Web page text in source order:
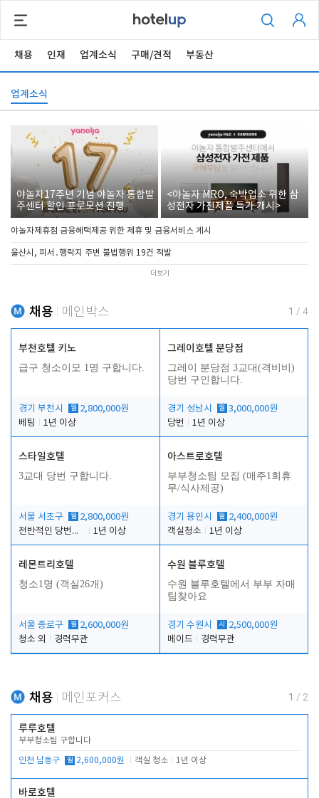
채용 인재 업계소식 구매/견적 부동산
업계소식
야놀자17주년 기념 야놀자 통합발
주센터 할인 프로모션 진행
<야놀자 MRO, 숙박업소 위한 삼
성전자 가전제품 특가 개시>
야놀자제휴점 금융혜택제공 위한 제휴 및 금융서비스 게시
울산시, 피서․행락지 주변 불법행위 19건 적발
더보기
채용 메인박스 1 / 4
부천호텔 키노
급구 청소이모 1명 구합니다.
경기 부천시 월 2,800,000원
베팅
1년 이상
그레이호텔 분당점
그레이 분당점 3교대(격비비)
당번 구인합니다.
경기 성남시 월 3,000,000원
당번
1년 이상
스타일호텔
3교대 당번 구합니다.
서울 서초구 월 2,800,000원
전반적인 당번업무
1년 이상
아스트로호텔
부부청소팀 모집 (매주1회휴
무/식사제공)
경기 용인시 월 2,400,000원
객실청소
1년 이상
레몬트리호텔
청소1명 (객실26개)
서울 종로구 월 2,600,000원
청소 외
경력무관
수원 블루호텔
수원 블루호텔에서 부부 자매
팀찾아요
경기 수원시 시
2,500,000원
메이드
경력무관
채용 메인포커스 1 / 2
루루호텔
부부청소팀 구합니다
인천 남동구 월 2,600,000원 객실 청소 1년 이상
바로호텔